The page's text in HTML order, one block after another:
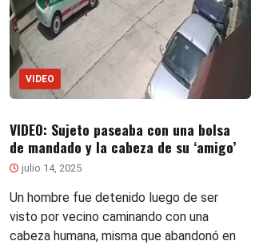
VIDEO
VIDEO: Sujeto paseaba con una bolsa
de mandado y la cabeza de su ‘amigo’
julio 14, 2025
Un hombre fue detenido luego de ser
visto por vecino caminando con una
cabeza humana, misma que abandonó en